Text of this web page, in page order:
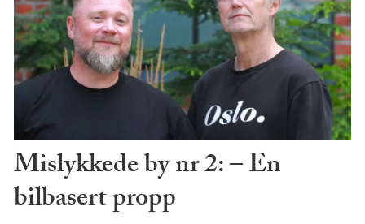
Mislykkede by nr 2: – En
bilbasert propp